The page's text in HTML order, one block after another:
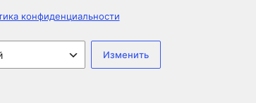
конфиденциальности